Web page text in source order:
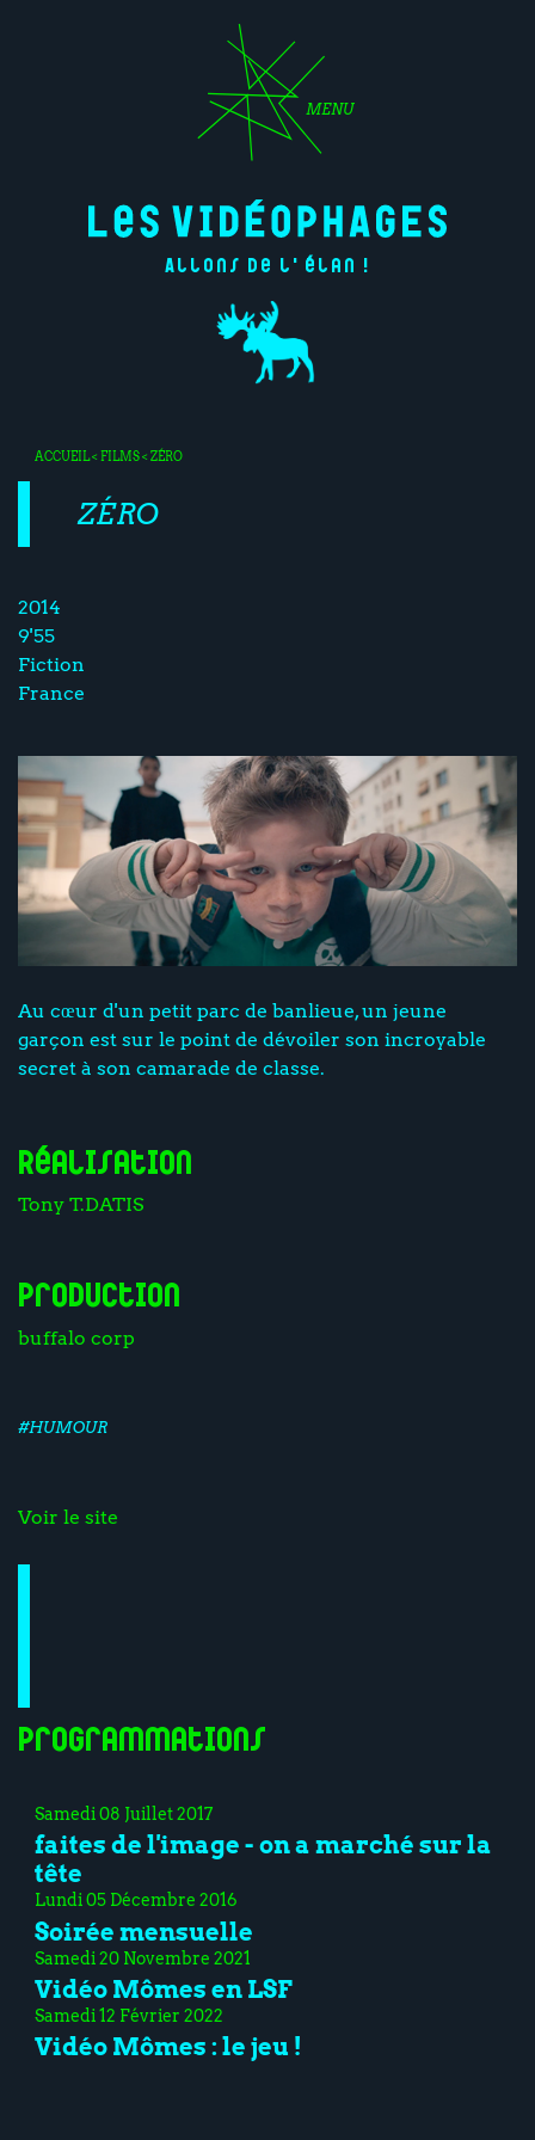
MENU
Allons de l'élan !
ACCUEIL< FILMS< ZÉRO
ZÉRO
2014
9'55
Fiction
France
Au cœur d'un petit parc de banlieue, un jeune
garçon est sur le point de dévoiler son incroyable
secret à son camarade de classe.
Réalisation
Tony T.DATIS
Production
buffalo corp
#HUMOUR
Voir le site
Programmations
Samedi 08 Juillet 2017
faites de l'image - on a marché sur la
tête
Lundi 05 Décembre 2016
Soirée mensuelle
Samedi 20 Novembre 2021
Vidéo Mômes en LSF
Samedi 12 Février 2022
Vidéo Mômes : le jeu !